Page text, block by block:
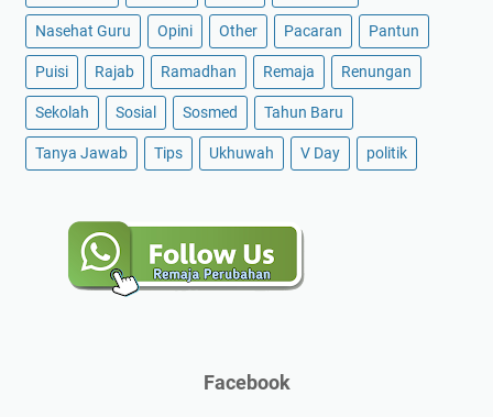
Nasehat Guru Opini Other Pacaran Pantun
Puisi Rajab Ramadhan Remaja Renungan
Sekolah Sosial Sosmed Tahun Baru
Tanya Jawab Tips Ukhuwah V Day politik
Facebook